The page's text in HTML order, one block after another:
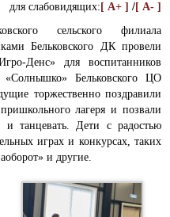
для слабовидящих: [ A+ ] /[ A- ]
сельского филиала
Бельковского ДК провели
Денс» для воспитанников
«Солнышко» Бельковского ЦО
торжественно поздравили
лагеря и позвали
и танцевать. Дети с радостью
играх и конкурсах, таких
и другие.